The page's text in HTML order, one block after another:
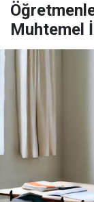
Muhtemel